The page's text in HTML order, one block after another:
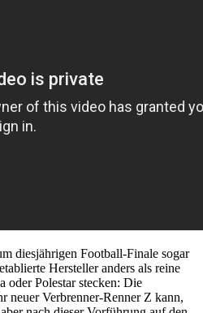
diesjährigen Football-Finale sogar
Hersteller anders als reine
oder Polestar stecken: Die
neuer Verbrenner-Renner Z kann,